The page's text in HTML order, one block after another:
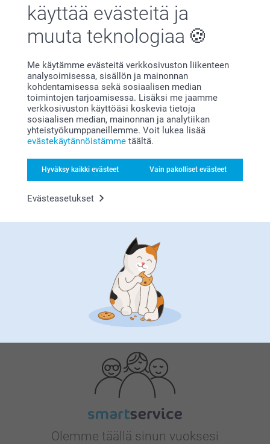
käyttää evästeitä ja
muuta teknologiaa
Me käytämme evästeitä verkkosivuston liikenteen
analysoimisessa, sisällön ja mainonnan
kohdentamisessa sekä sosiaalisen median
toimintojen tarjoamisessa. Lisäksi me jaamme
verkkosivuston käyttöäsi koskevia tietoja
sosiaalisen median, mainonnan ja analytiikan
yhteistyökumppaneillemme. Voit lukea lisää
evästekäytännöistämme täältä.
Hyväksy kaikki evästeet Vain pakolliset evästeet
Evästeasetukset
Miksismartphoto
Tyytyväisyystakuu
Bonusta kaikista tilauksista
Etsitkö inspiraatiota?
Olemme täällä sinun vuoksesi